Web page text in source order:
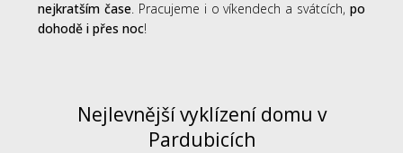
nejkratším čase. Pracujeme i o víkendech a svátcích, po
dohodě i přes noc!
Nejlevnější vyklízení domu v
Pardubicích